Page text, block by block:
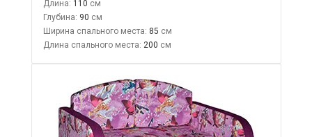
Длина: 110
Глубина: 90
Ширина спального места: 85
Длина спального места: 200